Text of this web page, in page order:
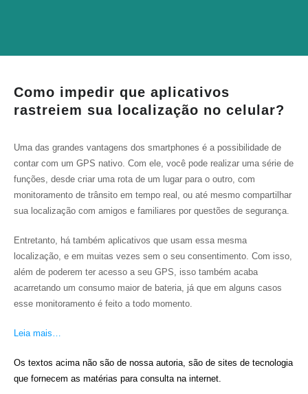
Como impedir que aplicativos
rastreiem sua localização no celular?
Uma das grandes vantagens dos smartphones é a possibilidade de
contar com um GPS nativo. Com ele, você pode realizar uma série de
funções, desde criar uma rota de um lugar para o outro, com
monitoramento de trânsito em tempo real, ou até mesmo compartilhar
sua localização com amigos e familiares por questões de segurança.
Entretanto, há também aplicativos que usam essa mesma
localização, e em muitas vezes sem o seu consentimento. Com isso,
além de poderem ter acesso a seu GPS, isso também acaba
acarretando um consumo maior de bateria, já que em alguns casos
esse monitoramento é feito a todo momento.
Leia mais…
Os textos acima não são de nossa autoria, são de sites de tecnologia
que fornecem as matérias para consulta na internet.